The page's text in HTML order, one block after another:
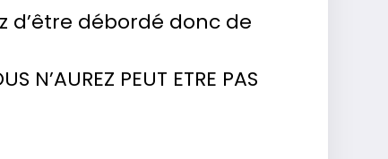
d’être débordé donc de
PEUT ETRE PAS